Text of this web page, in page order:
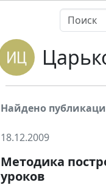
Найдено
18.12.2009
Методика
уроков